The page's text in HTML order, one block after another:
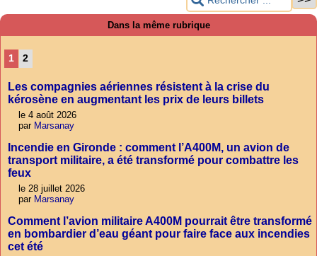
Dans la même rubrique
1 2
Les compagnies aériennes résistent à la crise du
kérosène en augmentant les prix de leurs billets
le 4 août 2026
par Marsanay
Incendie en Gironde : comment l’A400M, un avion de
transport militaire, a été transformé pour combattre les
feux
le 28 juillet 2026
par Marsanay
Comment l’avion militaire A400M pourrait être transformé
en bombardier d’eau géant pour faire face aux incendies
cet été